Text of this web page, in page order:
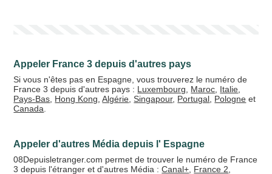
Appeler France 3 depuis d'autres pays
Si vous n'êtes pas en Espagne, vous trouverez le numéro de
France 3 depuis d'autres pays : Luxembourg Maroc Italie
Pays-Bas Hong Kong ,Algérie ,Singapour, Portugal Pologne et
Canada
Appeler d'autres Média depuis l' Espagne
08Depuisletranger.com permet de trouver le numéro de France
3 depuis l'étranger et d'autres Média :Canal+ France 2